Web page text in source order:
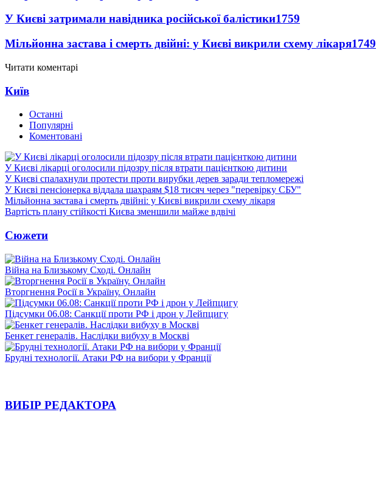
У Києві затримали навідника російської балістики1759
Мільйонна застава і смерть двійні: у Києві викрили схему лікаря1749
Читати коментарі
Київ
Останні
Популярні
Коментовані
У Києві лікарці оголосили підозру після втрати пацієнткою дитини
У Києві спалахнули протести проти вирубки дерев заради тепломережі
У Києві пенсіонерка віддала шахраям $18 тисяч через "перевірку СБУ"
Мільйонна застава і смерть двійні: у Києві викрили схему лікаря
Вартість плану стійкості Києва зменшили майже вдвічі
Сюжети
Війна на Близькому Сході. Онлайн
Вторгнення Росії в Україну. Онлайн
Підсумки 06.08: Санкції проти РФ і дрон у Лейпцигу
Бенкет генералів. Наслідки вибуху в Москві
Брудні технології. Атаки РФ на вибори у Франції
ВИБІР РЕДАКТОРА